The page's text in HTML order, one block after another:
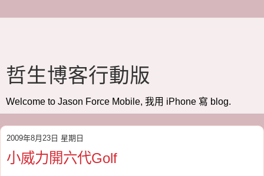
哲生博客行動版
Welcome to Jason Force Mobile, 我用 iPhone 寫 blog.
2009年8月23日 星期日
小威力開六代Golf